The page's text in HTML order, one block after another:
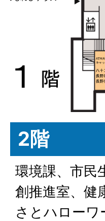
2階
環境課、市民
創推進室、健
さとハローワ